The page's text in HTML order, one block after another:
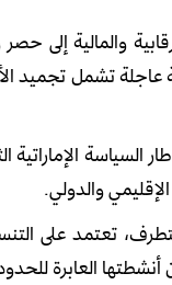
والمالية إلى
السياسة
والدولي.
تعتمد على
العابرة